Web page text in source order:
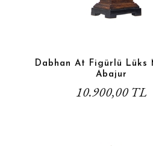
Dabhan At Figürlü Lüks
Abajur
10.900,00 TL